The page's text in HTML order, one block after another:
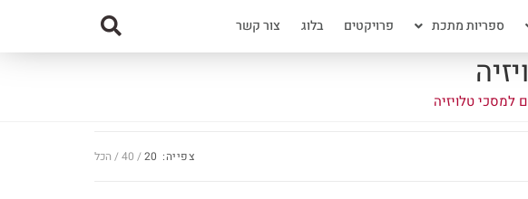
ספריות מתכת פרויקטים בלוג צור קשר
למסכי טלויזיה
צפייה: 20
40 הכל